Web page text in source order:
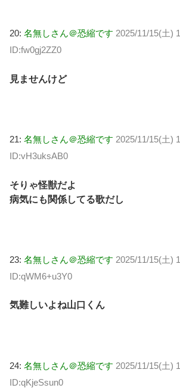
20: 名無しさん＠恐縮です 2025/11/15(土)
ID:fw0gj2ZZ0
見ませんけど
21: 名無しさん＠恐縮です 2025/11/15(土)
ID:vH3uksAB0
そりゃ怪獣だよ
病気にも関係してる歌だし
23: 名無しさん＠恐縮です 2025/11/15(土)
ID:qWM6+u3Y0
気難しいよね山口くん
24: 名無しさん＠恐縮です 2025/11/15(土)
ID:qKjeSsun0